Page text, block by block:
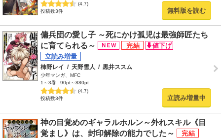
(4.7)
投稿数3件
無料版を読む
傭兵団の愛し子 ～死にかけ孤児は最強師匠たち
に育てられる～
柿野レイ / 天野雪人 / 黒井ススム
少年マンガ、MFC
1～3巻
90pt～880pt
(4.7)
投稿数3件
立読み増量中
神の目覚めのギャラルホルン～外れスキル《目
覚まし》は、封印解除の能力でした～